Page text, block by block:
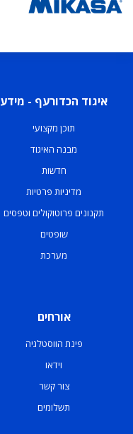
איגוד הכדורעף - מידע
תוכן מקצועי
מבנה האיגוד
חדשות
מדיניות פרטיות
תקנונים פרוטוקולים וטפסים
שופטים
מערכת
אורחים
פינת הווסטלגיה
וידאו
צור קשר
תשלומים